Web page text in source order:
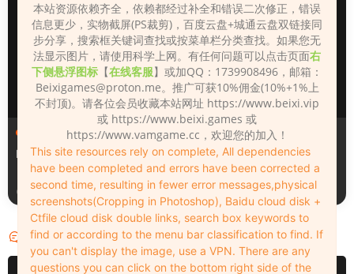
人物（Looks）
Monica_2_2_2
3天前
人物（Looks）
Lizhen2025
4天前
评论 0
本站资源依赖齐全，依赖都经过补全和错误二次修正，错误
信息更少，实物截屏(PS裁剪)，百度云盘+城通云盘双链接同
步分享，搜索框关键词查找或按菜单栏分类查找。如果您无
法显示图片，请使用科学上网。有任何问题可以点击页面右
下侧悬浮图标 【在线客服】或加QQ：1739908496，邮箱：
Beixigames@proton.me。推广可获10%佣金(10%+1%上
不封顶)。请各位会员收藏本站网址 https://www.beixi.vip
或 https://www.beixi.games 或
https://www.vamgame.cc，欢迎您的加入！
This site resources rely on complete, All dependencies
have been completed and errors have been corrected a
second time, resulting in fewer error messages,physical
screenshots(Cropping in Photoshop), Baidu cloud disk +
Ctfile cloud disk double links, search box keywords to
find or according to the menu bar classification to find. If
you can't display the image, use a VPN. There are any
questions you can click on the bottom right side of the